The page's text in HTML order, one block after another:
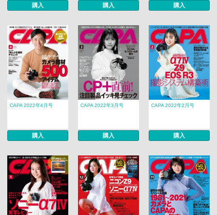
購入 購入 購入
CAPA 2022年4月号
購入
CAPA 2022年3月号
購入
CAPA 2022年2月号
購入